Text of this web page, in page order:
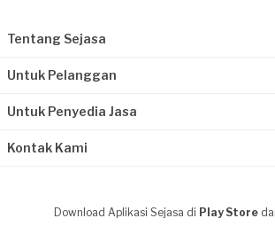
Tentang Sejasa
Untuk Pelanggan
Untuk Penyedia Jasa
Kontak Kami
Download Aplikasi Sejasa di Play Store